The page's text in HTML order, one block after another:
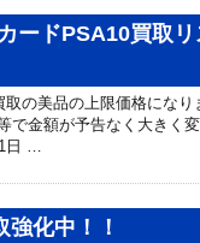
ードPSA10買取リ
の美品の上限価格になり
で金額が予告なく大きく
日 …
化中！！